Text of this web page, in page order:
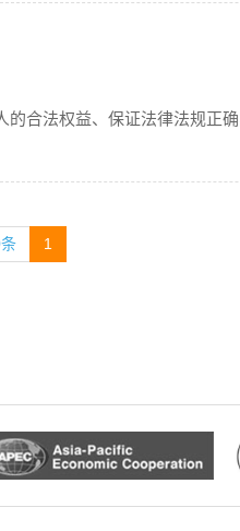
合法权益、保证法律法规正
1